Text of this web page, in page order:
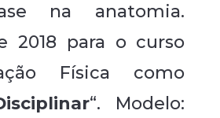
na anatomia.
2018 para o curso
Física como
“. Modelo: